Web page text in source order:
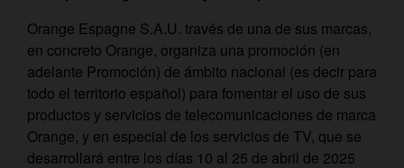
Orange Espagne S.A.U. través de una de sus marcas,
en concreto Orange, organiza una promoción (en
adelante Promoción) de ámbito nacional (es decir para
todo el territorio español) para fomentar el uso de sus
productos y servicios de telecomunicaciones de marca
Orange, y en especial de los servicios de TV, que se
desarrollará entre los días 10 al 25 de abril de 2025